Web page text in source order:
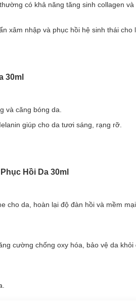
tế bào da bị tổn thương, kích thích sản
đi độ ẩm.
khỏi tác nhân gây hại.
Da 30ml
có khả năng tăng sinh collagen
xâm nhập và phục hồi hệ sinh thái cho
30ml
và căng bóng da.
giúp cho da tươi sáng, rạng rỡ.
Hồi Da 30ml
cho da, hoàn lại độ đàn hồi và mềm
cường chống oxy hóa, bảo vệ da khỏi